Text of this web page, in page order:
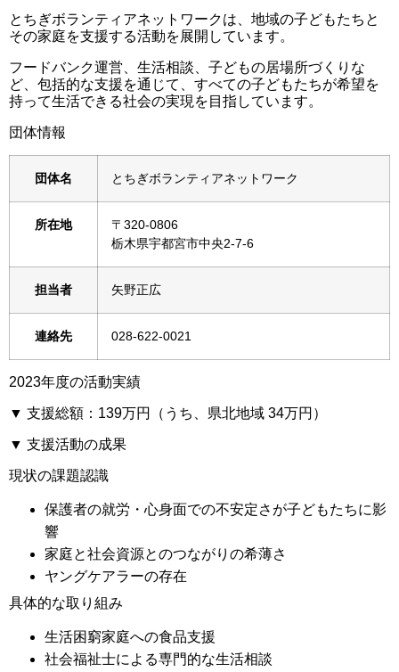
とちぎボランティアネットワークは、地域の子どもたちと
その家庭を支援する活動を展開しています。
フードバンク運営、生活相談、子どもの居場所づくりな
ど、包括的な支援を通じて、すべての子どもたちが希望を
持って生活できる社会の実現を目指しています。
団体情報
団体名 とちぎボランティアネットワーク
所在地
〒320-0806
栃木県宇都宮市中央2-7-6
担当者 矢野正広
連絡先 028-622-0021
2023年度の活動実績
▼ 支援総額：139万円（うち、県北地域 34万円）
▼ 支援活動の成果
現状の課題認識
保護者の就労・心身面での不安定さが子どもたちに影
響
家庭と社会資源とのつながりの希薄さ
ヤングケアラーの存在
具体的な取り組み
生活困窮家庭への食品支援
社会福祉士による専門的な生活相談